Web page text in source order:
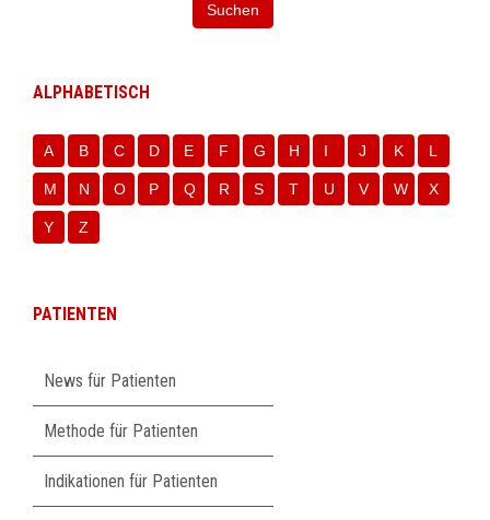
Suchen
ALPHABETISCH
A B C D E F G H I J K L
M N O P Q R S T U V W X
Y Z
PATIENTEN
überspringen
News für Patienten
Methode für Patienten
Indikationen für Patienten